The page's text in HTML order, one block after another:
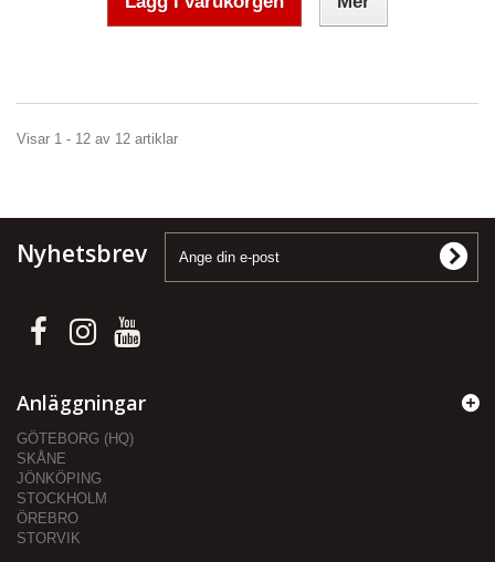
Visar 1 - 12 av 12 artiklar
Nyhetsbrev
Anläggningar
GÖTEBORG (HQ)
SKÅNE
JÖNKÖPING
STOCKHOLM
ÖREBRO
STORVIK